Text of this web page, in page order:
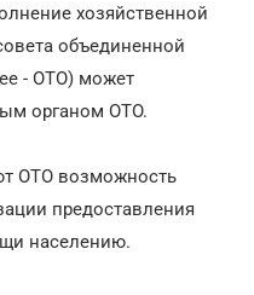
хозяйственной
объединенной
- ОТО) может
органом ОТО.
ОТО возможность
предоставления
населению.